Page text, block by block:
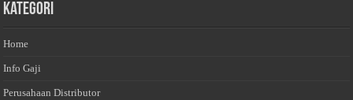
Kategori
Home
Info Gaji
Perusahaan Distributor